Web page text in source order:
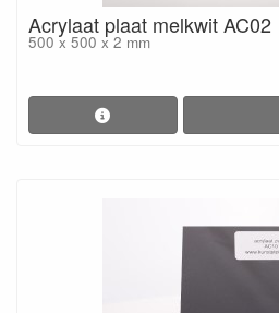
Acrylaat plaat melkwit AC02
500 x 500 x 2 mm